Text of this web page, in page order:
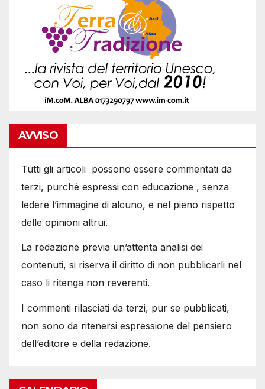
AVVISO
Tutti gli articoli possono essere commentati da
terzi, purché espressi con educazione , senza
ledere l’immagine di alcuno, e nel pieno rispetto
delle opinioni altrui.
La redazione previa un’attenta analisi dei
contenuti, si riserva il diritto di non pubblicarli nel
caso li ritenga non reverenti.
I commenti rilasciati da terzi, pur se pubblicati,
non sono da ritenersi espressione del pensiero
dell’editore e della redazione.